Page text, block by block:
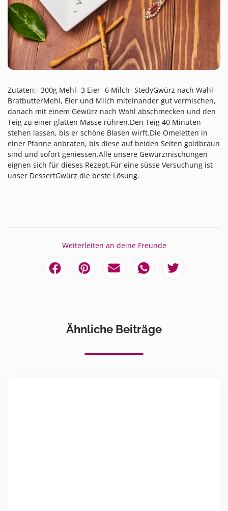
Zutaten:- 300g Mehl- 3 Eier- 6 Milch- StedyGwürz nach Wahl-
BratbutterMehl, Eier und Milch miteinander gut vermischen,
danach mit einem Gewürz nach Wahl abschmecken und den
Teig zu einer glatten Masse rühren.Den Teig 40 Minuten
stehen lassen, bis er schöne Blasen wirft.Die Omeletten in
einer Pfanne anbraten, bis diese auf beiden Seiten goldbraun
sind und sofort geniessen.Alle unsere Gewürzmischungen
eignen sich für dieses Rezept.Für eine süsse Versuchung ist
unser DessertGwürz die beste Lösung.
Weiterleiten an deine Freunde
Ähnliche Beiträge